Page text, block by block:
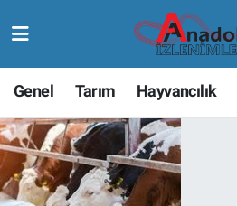
Genel Tarım Hayvancılık